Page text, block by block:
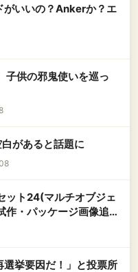
がいいの？Ankerか？エ
子供の邪鬼使いを巡っ
白があると話題に
ット24(マルチオブジェ
作・パッケージ画像追
挙要因だ！」と投票所